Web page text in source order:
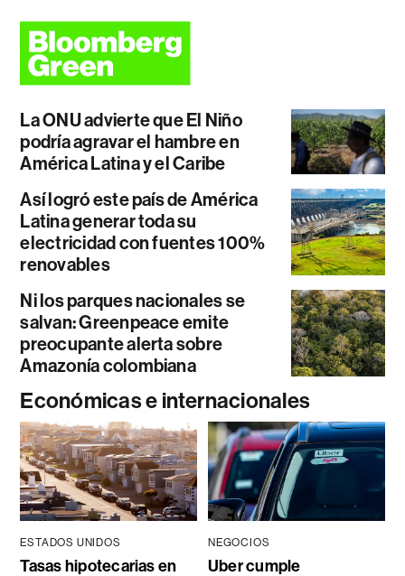
La ONU advierte que El Niño
podría agravar el hambre en
América Latina y el Caribe
Así logró este país de América
Latina generar toda su
electricidad con fuentes 100%
renovables
Ni los parques nacionales se
salvan: Greenpeace emite
preocupante alerta sobre
Amazonía colombiana
Económicas e internacionales
ESTADOS UNIDOS
Tasas hipotecarias en
NEGOCIOS
Uber cumple